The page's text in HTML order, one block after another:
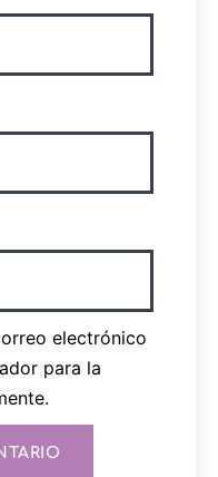
electrónico
para la